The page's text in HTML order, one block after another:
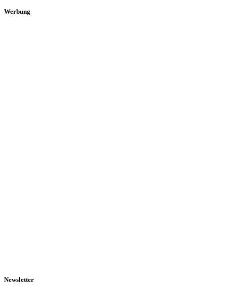
Werbung
Newsletter